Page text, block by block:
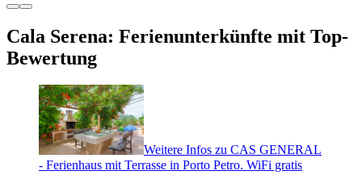
Cala Serena: Ferienunterkünfte mit Top-
Bewertung
Weitere Infos zu CAS GENERAL
- Ferienhaus mit Terrasse in Porto Petro. WiFi gratis